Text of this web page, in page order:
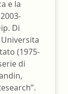
e la
Di
(1975-
di